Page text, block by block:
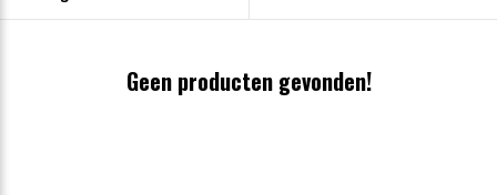
Geen producten gevonden!